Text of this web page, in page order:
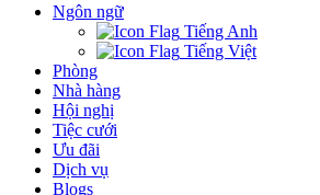
Ngôn ngữ
Tiếng Anh
Tiếng Việt
Phòng
Nhà hàng
Hội nghị
Tiệc cưới
Ưu đãi
Dịch vụ
Blogs